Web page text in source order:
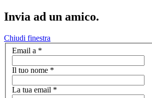
Invia ad un amico.
Chiudi finestra
Email a *
Il tuo nome *
La tua email *